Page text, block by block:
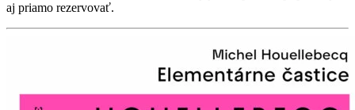
aj priamo rezervovať.